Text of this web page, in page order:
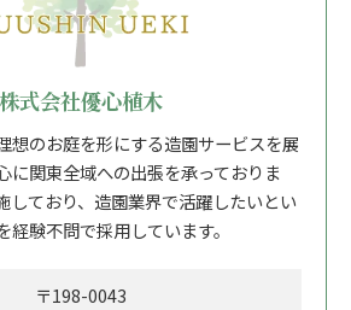
株式会社優心植木
想のお庭を形にする造園サービスを展
に関東全域への出張を承っておりま
しており、造園業界で活躍したいとい
経験不問で採用しています。
〒198-0043